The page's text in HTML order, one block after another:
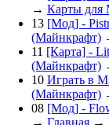
→ Карты для
13 [Мод] -
(Майнкрафт)
11 [Карта] -
(Майнкрафт)
10 Играть в
(Майнкрафт)
08 [Мод] -